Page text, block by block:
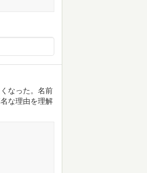
なった。名前
な理由を理解